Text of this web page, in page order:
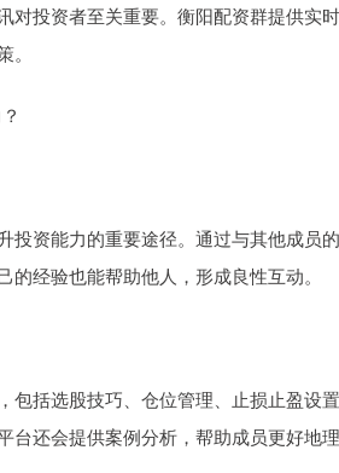
对投资者至关重要。衡阳配资群提供实
投资能力的重要途径。通过与其他成员
经验也能帮助他人，形成良性互动。
包括选股技巧、仓位管理、止损止盈设
还会提供案例分析，帮助成员更好地理